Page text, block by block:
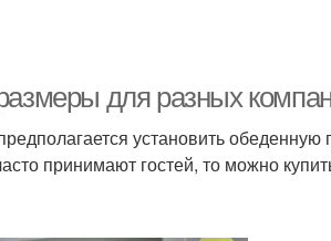
для разных
установить обеденную
принимают гостей, то можно